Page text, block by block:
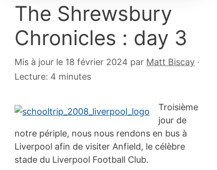
The Shrewsbury
Chronicles : day 3
Mis à jour le 18 février 2024 25
par Matt Biscay ·
Lecture: 4 minutes
Troisième
jour de
notre périple, nous nous rendons en bus à
Liverpool afin de visiter Anfield, le célèbre
stade du Liverpool Football Club.